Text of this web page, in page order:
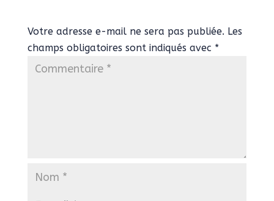
Votre adresse e-mail ne sera pas publiée. Les
champs obligatoires sont indiqués avec *